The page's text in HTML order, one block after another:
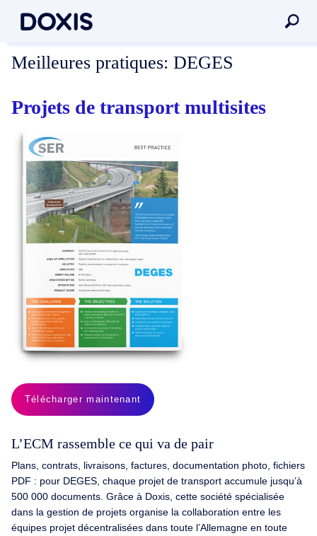
Meilleures pratiques: DEGES
Projets de transport multisites
Télécharger maintenant
L’ECM rassemble ce qui va de pair
Plans, contrats, livraisons, factures, documentation photo, fichiers
PDF : pour DEGES, chaque projet de transport accumule jusqu’à
500 000 documents. Grâce à Doxis, cette société spécialisée
dans la gestion de projets organise la collaboration entre les
équipes projet décentralisées dans toute l’Allemagne en toute